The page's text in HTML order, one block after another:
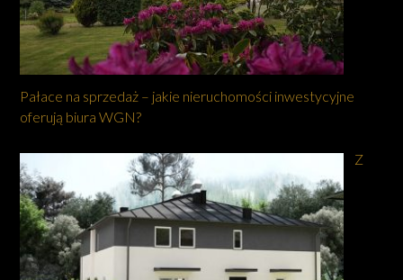
Pałace na sprzedaż – jakie nieruchomości inwestycyjne
oferują biura WGN?
Z